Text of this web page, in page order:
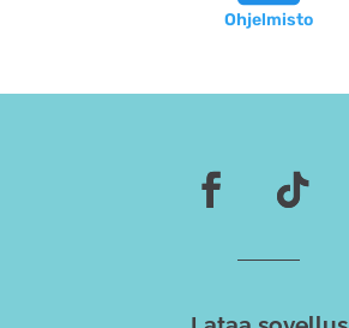
Ohjelmisto